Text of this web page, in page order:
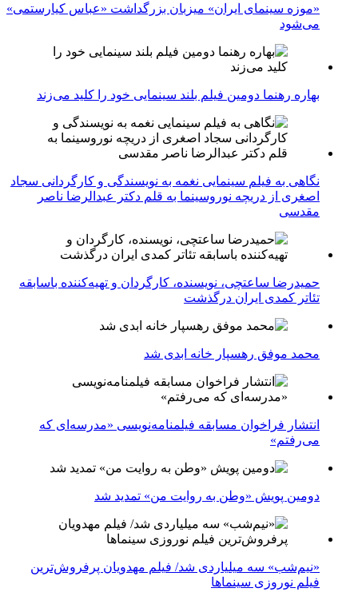
«موزه سینمای ایران» میزبان بزرگداشت «عباس کیارستمی»
می‌شود
بهاره رهنما دومین فیلم بلند سینمایی خود را کلید می‌زند
نگاهی به فیلم سینمایی نغمه به نویسندگی و کارگردانی سجاد
اصغری از دریچه نوروسینما به قلم دکتر عبدالرضا ناصر
مقدسی
حمیدرضا ساعتچی، نویسنده، کارگردان و تهیه‌کننده باسابقه
تئاتر کمدی ایران درگذشت
محمد موفق رهسپار خانه ابدی شد
انتشار فراخوان مسابقه فیلمنامه‌نویسی «مدرسه‌ای که
می‌رفتم»
دومین پویش «وطن به روایت من» تمدید شد
«نیم‌شب» سه میلیاردی شد/ فیلم مهدویان پرفروش‌ترین
فیلم نوروزی سینماها